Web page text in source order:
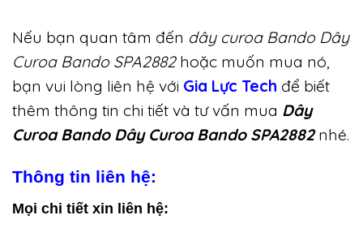
Nếu bạn quan tâm đến dây curoa Bando Dây
Curoa Bando SPA2882hoặc muốn mua nó,
bạn vui lòng liên hệ với Gia Lực Tech để biết
thêm thông tin chi tiết và tư vấn mua Dây
Curoa Bando Dây Curoa Bando SPA2882nhé.
Thông tin liên hệ:
Mọi chi tiết xin liên hệ: